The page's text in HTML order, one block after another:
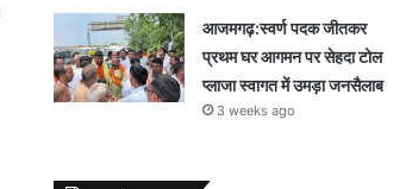
आजमगढ़:स्वर्ण पदक जीतकर
प्रथम घर आगमन पर सेहदा टोल
प्लाजा स्वागत में उमड़ा जनसैलाब
3 weeks ago